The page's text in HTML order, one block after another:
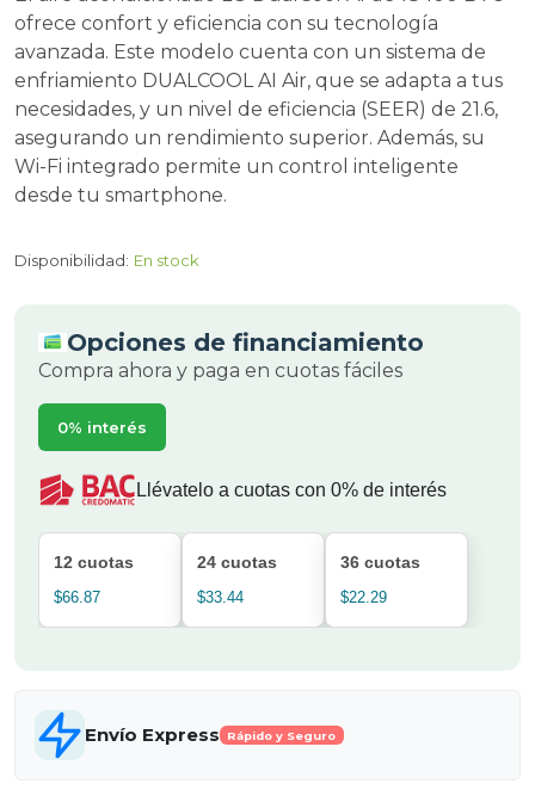
ofrece confort y eficiencia con su tecnología
avanzada. Este modelo cuenta con un sistema de
enfriamiento DUALCOOL AI Air, que se adapta a tus
necesidades, y un nivel de eficiencia (SEER) de 21.6,
asegurando un rendimiento superior. Además, su
Wi-Fi integrado permite un control inteligente
desde tu smartphone.
Disponibilidad: En stock
Opciones de financiamiento
Compra ahora y paga en cuotas fáciles
0% interés
Llévatelo a cuotas con 0% de interés
12 cuotas
$66.87
24 cuotas
$33.44
36 cuotas
$22.29
Envío Express Rápido y Seguro